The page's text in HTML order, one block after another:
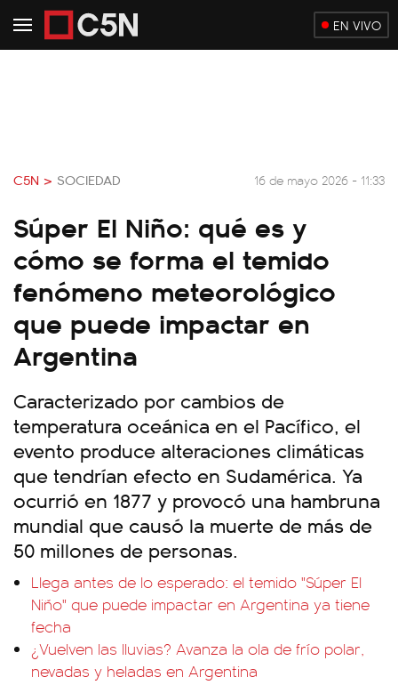
EN VIVO
C5N > SOCIEDAD 16 de mayo 2026 - 11:33
Súper El Niño: qué es y
cómo se forma el temido
fenómeno meteorológico
que puede impactar en
Argentina
Caracterizado por cambios de
temperatura oceánica en el Pacífico, el
evento produce alteraciones climáticas
que tendrían efecto en Sudamérica. Ya
ocurrió en 1877 y provocó una hambruna
mundial que causó la muerte de más de
50 millones de personas.
Llega antes de lo esperado: el temido "Súper El
Niño" que puede impactar en Argentina ya tiene
fecha
¿Vuelven las lluvias? Avanza la ola de frío polar,
nevadas y heladas en Argentina